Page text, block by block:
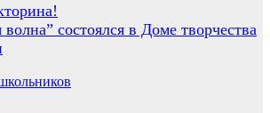
состоялся в Доме творчества